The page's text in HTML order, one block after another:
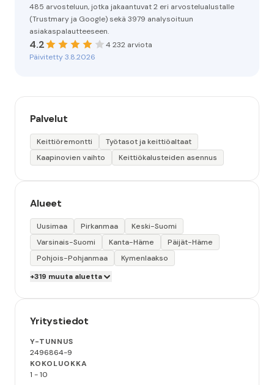
485 arvosteluun, jotka jakaantuvat 2 eri arvostelualustalle
(Trustmary ja Google) sekä 3979 analysoituun
asiakaspalautteeseen.
4.2
4 232 arviota
Päivitetty 3.8.2026
Palvelut
Keittiöremontti
Työtasot ja keittiöaltaat
Kaapinovien vaihto
Keittiökalusteiden asennus
Alueet
Uusimaa Pirkanmaa
Keski-Suomi
Varsinais-Suomi
Kanta-Häme
Päijät-Häme
Pohjois-Pohjanmaa
Kymenlaakso
+319 muuta aluetta
Yritystiedot
Y-TUNNUS
2496864-9
KOKOLUOKKA
1 - 10